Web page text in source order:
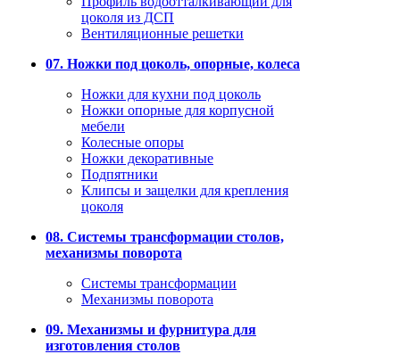
цоколя из ДСП
Вентиляционные решетки
07. Ножки под цоколь, опорные, колеса
Ножки для кухни под цоколь
Ножки опорные для корпусной
мебели
Колесные опоры
Ножки декоративные
Подпятники
Клипсы и защелки для крепления
цоколя
08. Системы трансформации столов,
механизмы поворота
Системы трансформации
Механизмы поворота
09. Механизмы и фурнитура для
изготовления столов